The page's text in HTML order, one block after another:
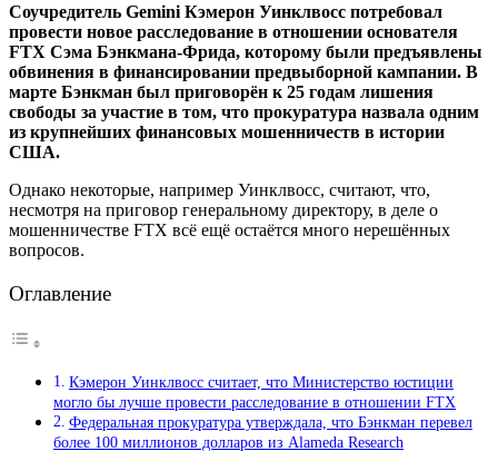
Соучредитель Gemini Кэмерон Уинклвосс потребовал
провести новое расследование в отношении основателя
FTX Сэма Бэнкмана-Фрида, которому были предъявлены
обвинения в финансировании предвыборной кампании. В
марте Бэнкман был приговорён к 25 годам лишения
свободы за участие в том, что прокуратура назвала одним
из крупнейших финансовых мошенничеств в истории
США.
Однако некоторые, например Уинклвосс, считают, что,
несмотря на приговор генеральному директору, в деле о
мошенничестве FTX всё ещё остаётся много нерешённых
вопросов.
Оглавление
Кэмерон Уинклвосс считает, что Министерство юстиции
могло бы лучше провести расследование в отношении FTX
Федеральная прокуратура утверждала, что Бэнкман перевел
более 100 миллионов долларов из Alameda Research